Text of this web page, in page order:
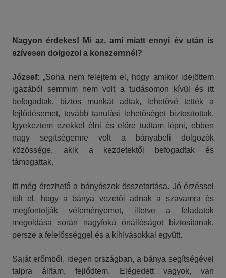
Nagyon érdekes! Mi az, ami miatt ennyi év után is
szívesen dolgozol a konszernnél?
József: „Soha nem felejtem el, hogy amikor idejöttem
igazából semmim nem volt a tudásomon kívül és itt
befogadtak, biztos munkát adtak, lehetővé tették a
fejlődésemet, tovább tanulási lehetőséget biztosítottak.
Igyekeztem ezekkel élni és előre tudtam lépni, ebben
nagy segítségemre volt a bányabeli dolgozók
közössége, akik a kezdetektől befogadtak és
támogattak.
Itt még érezhető a bányászok összetartása. Jó érzéssel
tölt el, hogy a bánya vezetői adnak a szavamra és
megfontolják véleményemet, illetve a feladatok
megoldása során nagyfokú önállóságot biztosítanak,
persze a felelősséggel és a kihívásokkal együtt.
Saját erőmből, idegen országban, a bánya segítségével
talpra álltam, fejlődtem. Elégedett vagyok, van